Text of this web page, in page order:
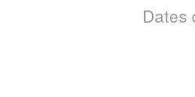
Dates